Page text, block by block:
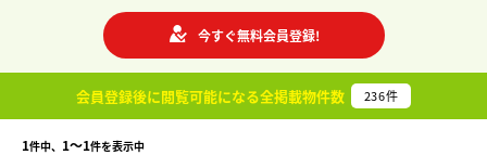
今すぐ無料会員登録!
会員登録後に閲覧可能になる全掲載物件数 236件
1件中、 1〜1件を表示中